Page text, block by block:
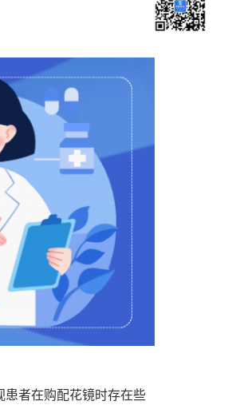
患者在购配花镜时存在些